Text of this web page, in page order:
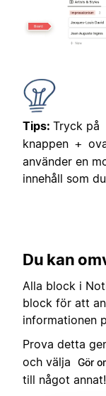
Tips: Tryck på
knappen +
använder en
innehåll som
Du kan
Alla block i
block för att
informationen
Prova detta
och välja Gör
till något annat!